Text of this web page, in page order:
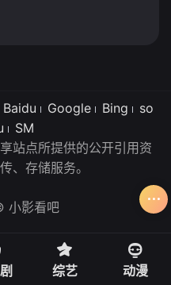
Baidu Google Bing
so
SM
站点所提供的公开引用资
、存储服务。
小影看吧
综艺 动漫